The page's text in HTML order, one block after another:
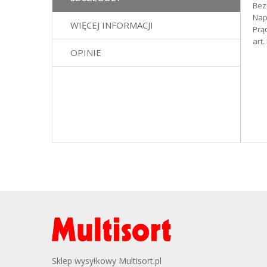
WIĘCEJ INFORMACJI
OPINIE
art.
Sklep wysyłkowy Multisort.pl